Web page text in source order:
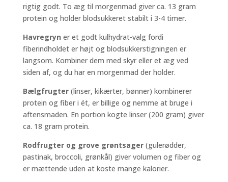
rigtig godt. To æg til morgenmad giver ca. 13 gram
protein og holder blodsukkeret stabilt i 3-4 timer.
Havregryn er et godt kulhydrat-valg fordi
fiberindholdet er højt og blodsukkerstigningen er
langsom. Kombiner dem med skyr eller et æg ved
siden af, og du har en morgenmad der holder.
Bælgfrugter(linser, kikærter, bønner) kombinerer
protein og fiber i ét, er billige og nemme at bruge i
aftensmaden. En portion kogte linser (200 gram) giver
ca. 18 gram protein.
Rodfrugter og grove grøntsager(gulerødder,
pastinak, broccoli, grønkål) giver volumen og fiber og
er mættende uden at koste mange kalorier.